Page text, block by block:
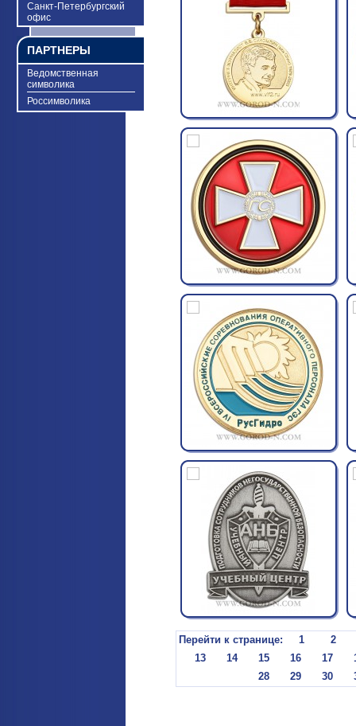
Санкт-Петербургский
офис
ПАРТНЕРЫ
Ведомственная
символика
Россимволика
Перейти к странице: 1
2
13
14 15 16 17
28
29 30